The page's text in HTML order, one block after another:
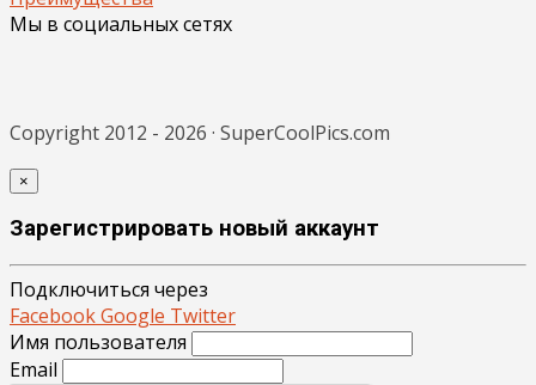
Мы в социальных сетях
Copyright 2012 - 2026 · SuperCoolPics.com
×
Зарегистрировать новый аккаунт
Подключиться через
FacebookGoogle Twitter
Имя пользователя
Email